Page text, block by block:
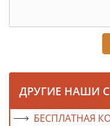
ДРУГИЕ НАШИ
БЕСПЛАТНАЯ